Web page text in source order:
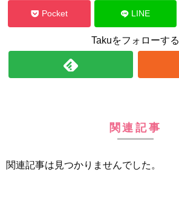
Pocket LINE
Takuをフォローする
関連記事
関連記事は見つかりませんでした。